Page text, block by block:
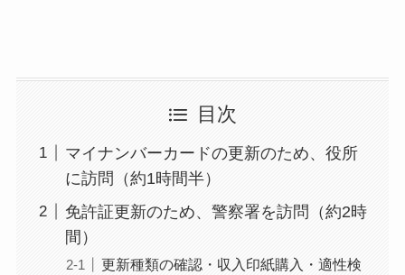
目次
マイナンバーカードの更新のため、役所
に訪問（約1時間半）
免許証更新のため、警察署を訪問（約2時
間）
更新種類の確認・収入印紙購入・適性検